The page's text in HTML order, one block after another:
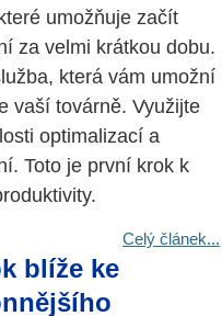
umožňuje začít
za velmi krátkou dobu.
která vám umožní
vaší továrně. Využijte
optimalizací a
Toto je první krok k
Celý článek...
blíže ke